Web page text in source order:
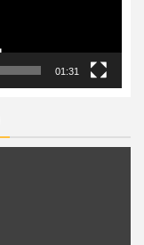
01:31